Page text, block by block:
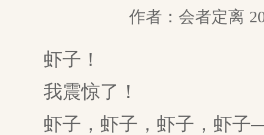
作者：会者定离
虾子！
我震惊了！
虾子，虾子，虾子，虾